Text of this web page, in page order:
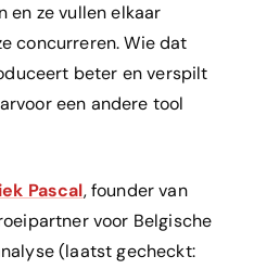
en ze vullen elkaar
concurreren. Wie dat
beter en verspilt
een andere tool
Pascal, founder van
voor Belgische
(laatst gecheckt: